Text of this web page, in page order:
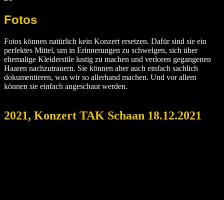
Fotos
Fotos können natürlich kein Konzert ersetzen. Dafür sind sie ein
perfektes Mittel, um in Erinnerungen zu schwelgen, sich über
ehemalige Kleiderstile lustig zu machen und verloren gegangenen
Haaren nachzutrauern. Sie können aber auch einfach sachlich
dokumentieren, was wir so allerhand machen. Und vor allem
können sie einfach angeschaut werden.
2021, Konzert TAK Schaan 18.12.2021